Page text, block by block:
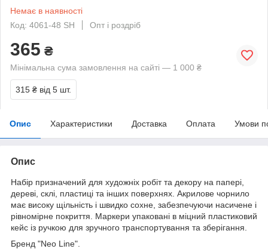
Немає в наявності
Код: 4061-48 SH
Опт і роздріб
365 ₴
Мінімальна сума замовлення на сайті — 1 000 ₴
315 ₴ від 5 шт.
Опис Характеристики Доставка Оплата Умови
Опис
Набір призначений для художніх робіт та декору на папері,
дереві, склі, пластиці та інших поверхнях. Акрилове чорнило
має високу щільність і швидко сохне, забезпечуючи насичене і
рівномірне покриття. Маркери упаковані в міцний пластиковий
кейс із ручкою для зручного транспортування та зберігання.
Бренд "Neo Line".